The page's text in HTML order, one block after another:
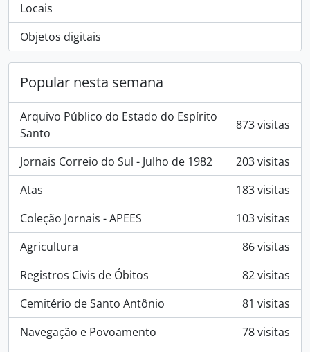
Locais
Objetos digitais
Popular nesta semana
Arquivo Público do Estado do Espírito
Santo
873 visitas
Jornais Correio do Sul - Julho de 1982
203 visitas
Atas
183 visitas
Coleção Jornais - APEES
103 visitas
Agricultura
86 visitas
Registros Civis de Óbitos
82 visitas
Cemitério de Santo Antônio
81 visitas
Navegação e Povoamento
78 visitas